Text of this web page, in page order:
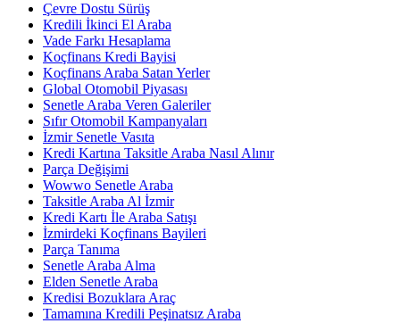
Çevre Dostu Sürüş
Kredili İkinci El Araba
Vade Farkı Hesaplama
Koçfinans Kredi Bayisi
Koçfinans Araba Satan Yerler
Global Otomobil Piyasası
Senetle Araba Veren Galeriler
Sıfır Otomobil Kampanyaları
İzmir Senetle Vasıta
Kredi Kartına Taksitle Araba Nasıl Alınır
Parça Değişimi
Wowwo Senetle Araba
Taksitle Araba Al İzmir
Kredi Kartı İle Araba Satışı
İzmirdeki Koçfinans Bayileri
Parça Tanıma
Senetle Araba Alma
Elden Senetle Araba
Kredisi Bozuklara Araç
Tamamına Kredili Peşinatsız Araba